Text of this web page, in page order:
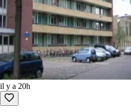
il y a 20h